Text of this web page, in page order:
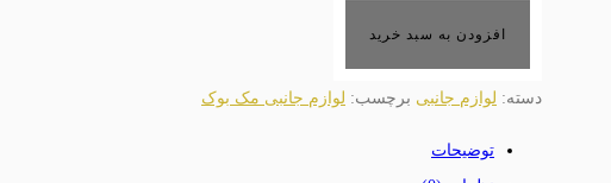
افزودن به سبد خرید
دسته: لوازم جانبی برچسب: لوازم جانبی مک بوک
توضیحات